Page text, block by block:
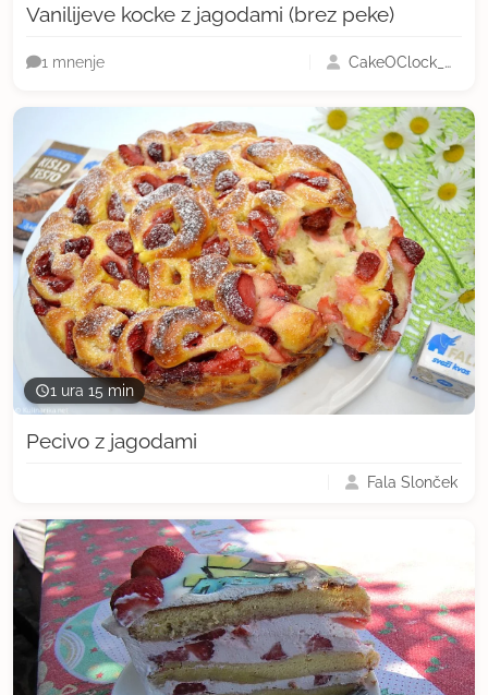
Vanilijeve kocke z jagodami (brez peke)
1 mnenje CakeOClock_Urška
1 ura 15 min
Pecivo z jagodami
Fala Slonček